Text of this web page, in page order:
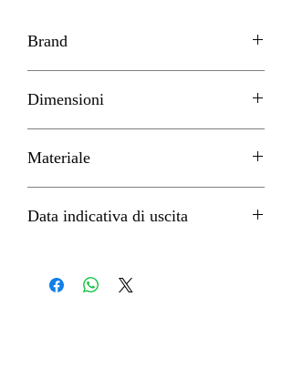
Brand
Dimensioni
Materiale
Data indicativa di uscita